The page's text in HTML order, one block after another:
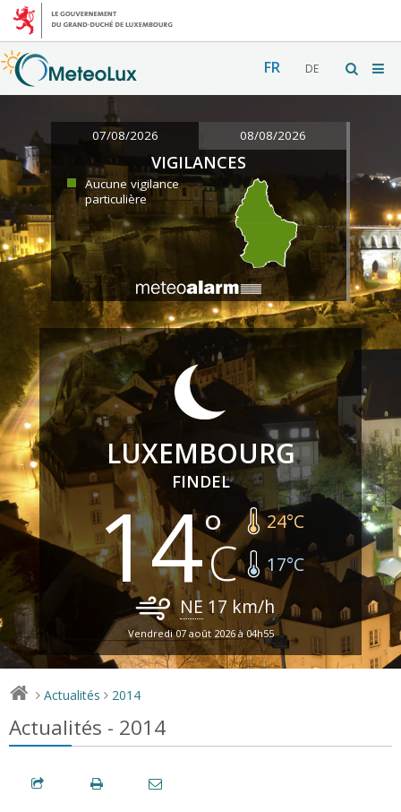
FR DE
07/08/2026 08/08/2026
VIGILANCES
Aucune vigilance
particulière
LUXEMBOURG
FINDEL
14 24°C
17°C
NE 17 km/h
Vendredi 07 août 2026 à 04h55
> Actualités > 2014
Actualités - 2014